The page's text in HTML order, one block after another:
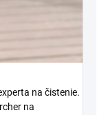
na čistenie.
na